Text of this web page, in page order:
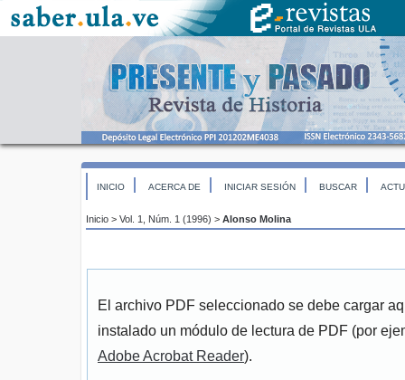
INICIO ACERCA DE INICIAR SESIÓN BUSCAR
Inicio > Vol. 1, Núm. 1 (1996) > Alonso Molina
El archivo PDF seleccionado se debe cargar
instalado un módulo de lectura de PDF (por
Adobe Acrobat Reader).